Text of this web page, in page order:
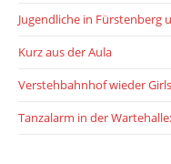
Jugendliche in Fürstenberg
Kurz aus der Aula
Verstehbahnhof wieder
Tanzalarm in der